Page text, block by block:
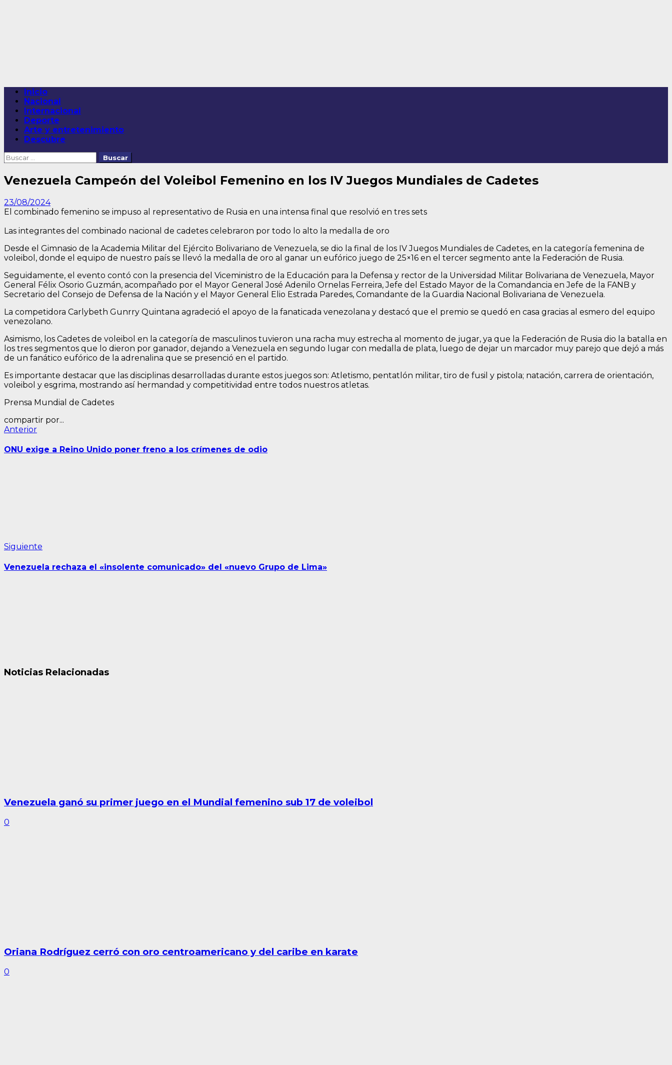
Menú
principal
Inicio
Nacional
Internacional
Deporte
Arte y entretenimiento
Descubre
Buscar:
Venezuela Campeón del Voleibol Femenino en los IV Juegos Mundiales de Cadetes
23/08/2024
El combinado femenino se impuso al representativo de Rusia en una intensa final que resolvió en tres sets
Las integrantes del combinado nacional de cadetes celebraron por todo lo alto la medalla de oro
Desde el Gimnasio de la Academia Militar del Ejército Bolivariano de Venezuela, se dio la final de los IV Juegos Mundiales de Cadetes, en la categoría femenina de
voleibol, donde el equipo de nuestro país se llevó la medalla de oro al ganar un eufórico juego de 25×16 en el tercer segmento ante la Federación de Rusia.
Seguidamente, el evento contó con la presencia del Viceministro de la Educación para la Defensa y rector de la Universidad Militar Bolivariana de Venezuela, Mayor
General Félix Osorio Guzmán, acompañado por el Mayor General José Adenilo Ornelas Ferreira, Jefe del Estado Mayor de la Comandancia en Jefe de la FANB y
Secretario del Consejo de Defensa de la Nación y el Mayor General Elio Estrada Paredes, Comandante de la Guardia Nacional Bolivariana de Venezuela.
La competidora Carlybeth Gunrry Quintana agradeció el apoyo de la fanaticada venezolana y destacó que el premio se quedó en casa gracias al esmero del equipo
venezolano.
Asimismo, los Cadetes de voleibol en la categoría de masculinos tuvieron una racha muy estrecha al momento de jugar, ya que la Federación de Rusia dio la batalla en
los tres segmentos que lo dieron por ganador, dejando a Venezuela en segundo lugar con medalla de plata, luego de dejar un marcador muy parejo que dejó a más
de un fanático eufórico de la adrenalina que se presenció en el partido.
Es importante destacar que las disciplinas desarrolladas durante estos juegos son: Atletismo, pentatlón militar, tiro de fusil y pistola; natación, carrera de orientación,
voleibol y esgrima, mostrando así hermandad y competitividad entre todos nuestros atletas.
Prensa Mundial de Cadetes
compartir por...
Navegación
de
AnteriorEntrada
ONU exige a Reino Unido poner freno a los crímenes de odio
Siguiente
Venezuela rechaza el «insolente comunicado» del «nuevo Grupo de Lima»
Noticias Relacionadas
Venezuela ganó su primer juego en el Mundial femenino sub 17 de voleibol
0
Oriana Rodríguez cerró con oro centroamericano y del caribe en karate
0